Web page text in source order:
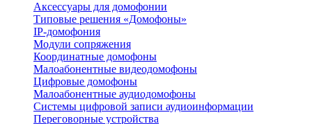
Аксессуары для домофонии
Типовые решения «Домофоны»
IP-домофония
Модули сопряжения
Координатные домофоны
Малоабонентные видеодомофоны
Цифровые домофоны
Малоабонентные аудиодомофоны
Системы цифровой записи аудиоинформации
Переговорные устройства